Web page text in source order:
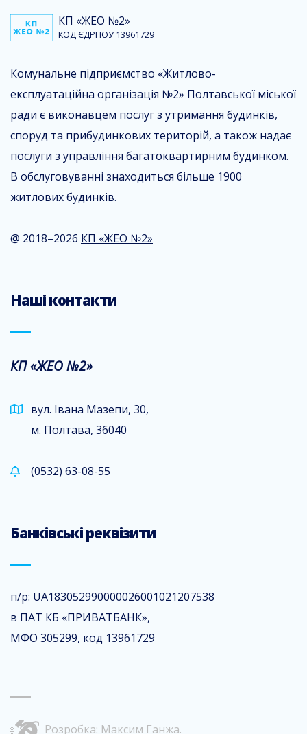
КП «ЖЕО №2»
КОД ЄДРПОУ 13961729
Комунальне підприємство «Житлово-
експлуатаційна організація №2» Полтавської міської
ради є виконавцем послуг з утримання будинків,
споруд та прибудинкових територій, а також надає
послуги з управління багатоквартирним будинком.
В обслуговуванні знаходиться більше 1900
житлових будинків.
@ 2018–2026 КП «ЖЕО №2»
Наші контакти
КП «ЖЕО №2»
вул. Івана Мазепи, 30,
м. Полтава, 36040
(0532) 63-08-55
Банківські реквізити
п/р: UA183052990000026001021207538
в ПАТ КБ «ПРИВАТБАНК»,
МФО 305299, код 13961729
Розробка: Максим Ганжа.